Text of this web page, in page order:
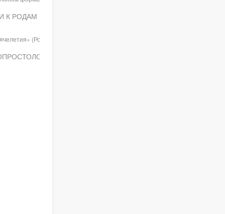
К РОДАМ
(Россия. Москва. 06 мая
ПРИ